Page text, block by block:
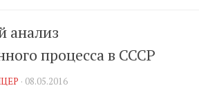
анализ
процесса в СССР
· 08.05.2016